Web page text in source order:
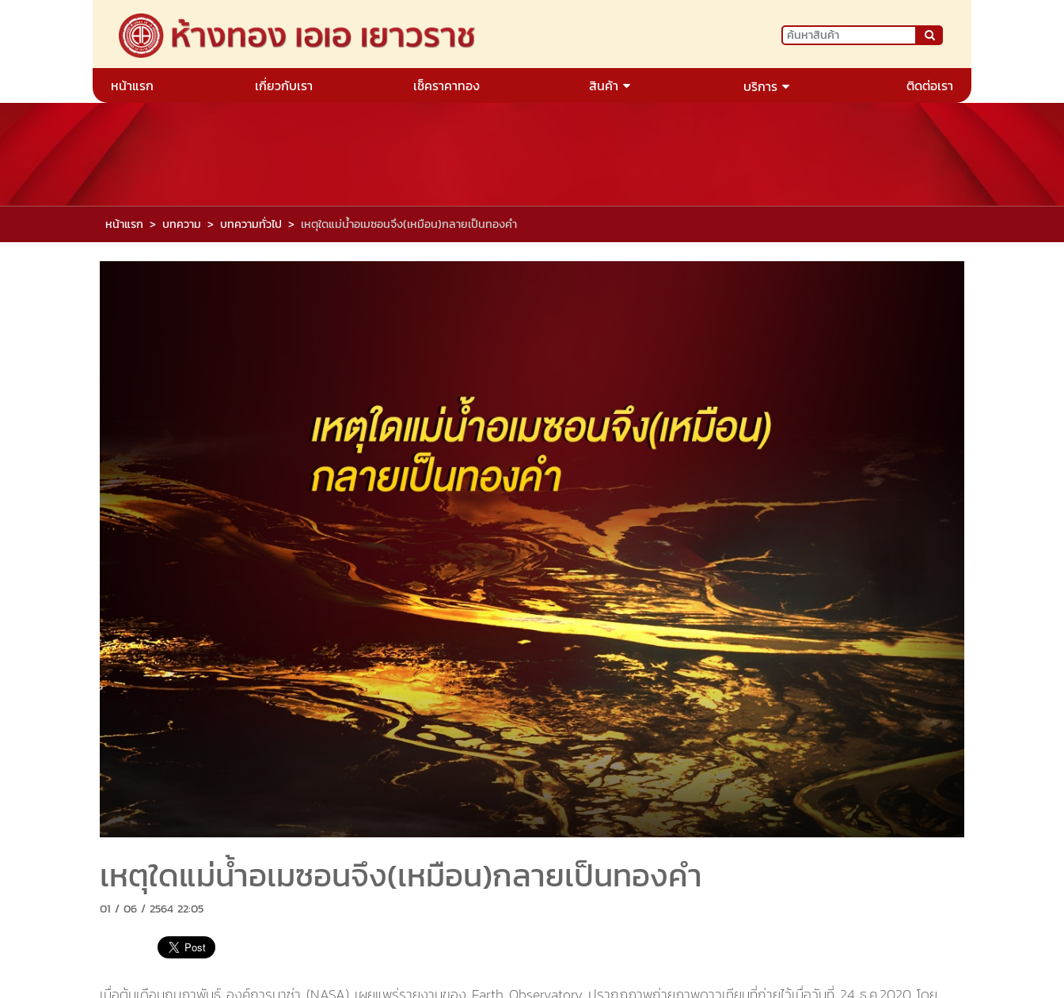
หน้าแรก เกี่ยวกับเรา เช็คราคาทอง สินค้า บริการ ติดต่อเรา
หน้าแรก บทความ บทความทั่วไป เหตุใดแม่น้ำอเมซอนจึง(เหมือน)กลายเป็นทองคำ
เหตุใดแม่น้ำอเมซอนจึง(เหมือน)กลายเป็นทองคำ
01 / 06 / 2564 22:05